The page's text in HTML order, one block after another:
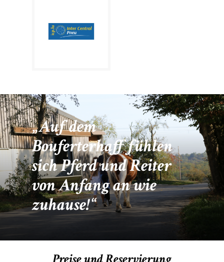
Auf dem
Bouferterhaff fühlen
sich Pferd und Reiter
von Anfang an wie
zuhause!